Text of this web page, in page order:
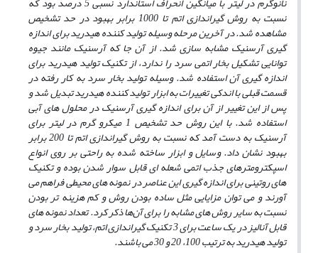
نسبت به روش گیراندازی اتم تا 1000 برابر بهبود در حد تشخیص
مشاهده شد. در آخرین مرحله وسیله تولید کننده هیدرید برای اندازه
گیری آرسنیک مشابه سازی شد. از آن جا که آرسنیک مانند جیوه
توانایی تشکیل بخار اتمی سرد را ندارد، از تکنیک تولید هیدرید برای
اندازه گیری آن استفاده شد. وسیله تولید بخار سرد به کار رفته در
قسمت قبلی با اندکی تغییرات به ابزار تولید کننده هیدرید تبدیل شد و
پس از این تغییر از آن برای اندازه گیری آرسنیک در محلول های آبی
استفاده شد. با این روش حد تشخیص 1 میکرو گرم در لیتر برای
آرسنیک به دست آمد که نسبت به روش گیراندازی اتم تا 200 برابر
بهبود نشان داد. وسایل و ابزار ساخته شده به راحتی بر روی انواع
اسپکترومترهای جذب اتمی شعله ای قابل سوار شدن بوده و تکنیک
های روتینی برای اندازه گیری این عناصر در نمونه های محیطی فراهم می
آورند و می توان مزایایی مثل ساده بودن روش و کم هزینه تر بودن
نسبت به سایر روش های مشابه را برای آن‌ها ذکر کرد. تعداد نمونه های
قابل آنالیز در یک ساعت برای 3 تکنیک گیراندازی اتم، تولید بخار سرد و
تولید هیدرید به ترتیب 100، 20 و 30 می باشند.